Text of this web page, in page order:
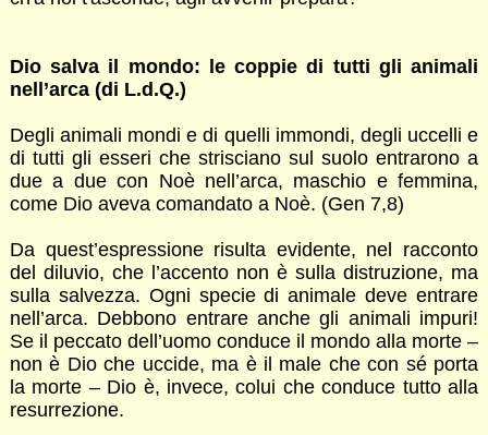
Dio salva il mondo: le coppie di tutti gli animali
nell’arca (di L.d.Q.)
Degli animali mondi e di quelli immondi, degli uccelli e
di tutti gli esseri che strisciano sul suolo entrarono a
due a due con Noè nell’arca, maschio e femmina,
come Dio aveva comandato a Noè. (Gen 7,8)
Da quest’espressione risulta evidente, nel racconto
del diluvio, che l’accento non è sulla distruzione, ma
sulla salvezza. Ogni specie di animale deve entrare
nell’arca. Debbono entrare anche gli animali impuri!
Se il peccato dell’uomo conduce il mondo alla morte –
non è Dio che uccide, ma è il male che con sé porta
la morte – Dio è, invece, colui che conduce tutto alla
resurrezione.